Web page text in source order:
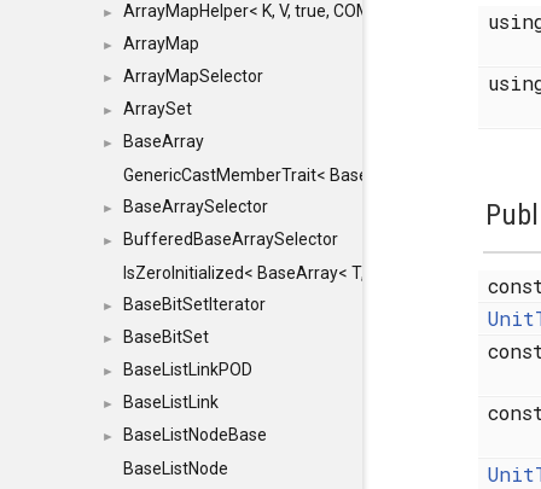
► ArrayMapHelper< K, V, true, COMPARE, ARRAY >
► ArrayMap
► ArrayMapSelector
► ArraySet
►
BaseArray
GenericCastMemberTrait< BaseArray< TO >,
► BaseArraySelector
►
BufferedBaseArraySelector
IsZeroInitialized< BaseArray< T, MINCHUNKSIZE,
► BaseBitSetIterator
► BaseBitSet
► BaseListLinkPOD
► BaseListLink
►
BaseListNodeBase
BaseListNode